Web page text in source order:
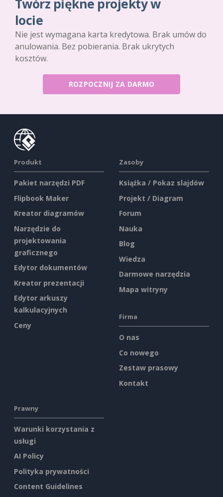
Twórz piękne projekty w
locie
Nie jest wymagana karta kredytowa. Brak umów do
anulowania. Bez pobierania. Brak ukrytych
kosztów.
ROZPOCZNIJ ZA DARMO
Produkt
Pakiet narzędzi PDF
Flipbook Maker
Kreator diagramów
Narzędzie do
projektowania
graficznego
Edytor dokumentów
Kreator prezentacji
Edytor arkuszy
kalkulacyjnych
Ceny
Zasoby
Książka / Pokaz slajdów
Projekt / Diagram
Forum
Nauka
Blog
Wiedza
Darmowe narzędzia
Mapa witryny
Firma
O nas
Co nowego
Zestaw prasowy
Kontakt
Prawny
Warunki korzystania z
usługi
AI Policy
Polityka prywatności
Content Guidelines